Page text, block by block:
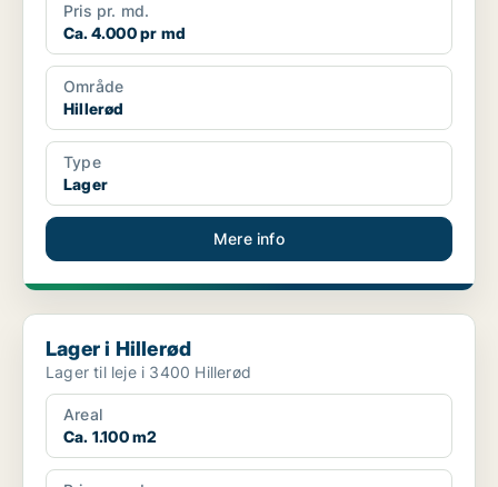
Pris pr. md.
Ca. 4.000 pr md
Område
Hillerød
Type
Lager
Mere info
Lager i Hillerød
Lager i Hillerød
Lager til leje i 3400 Hillerød
Areal
Ca. 1.100 m2